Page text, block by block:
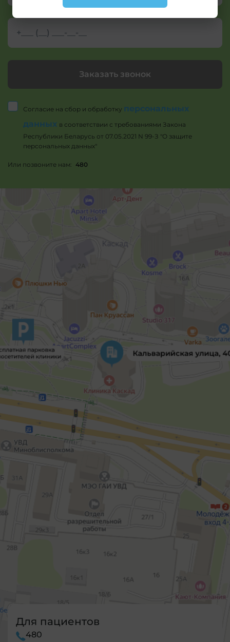
Заказать звонок
Или позвоните нам: 480
Согласие на сбор и обработку персональных
данных в соответствии с требованиями Закона
Республики Беларусь от 07.05.2021 N 99-З "О защите
персональных данных"
Для пациентов
480